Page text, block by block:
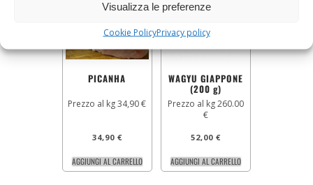
Visualizza le preferenze
Cookie PolicyPrivacy policy
PICANHA
Prezzo al kg 34,90 €
34,90 €
AGGIUNGI AL CARRELLO
WAGYU GIAPPONE
(200 g)
Prezzo al kg 260.00
€
52,00€
AGGIUNGI AL CARRELLO